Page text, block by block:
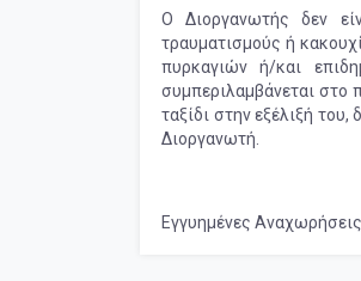
Ο Διοργανωτής δεν
τραυματισμούς ή
πυρκαγιών ή/και
συμπεριλαμβάνεται στο
ταξίδι στην εξέλιξή
Διοργανωτή.
Εγγυημένες